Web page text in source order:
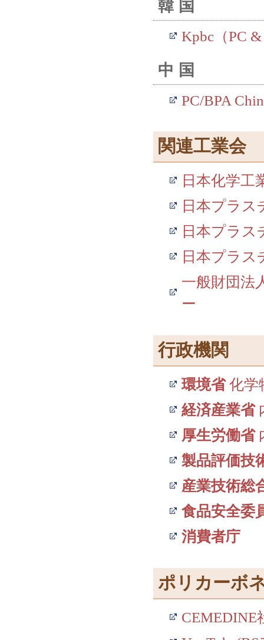
韓国
Kpbc（PC
中国
PC/BPA
関連工業会
日本化学工
日本プラス
日本プラス
日本プラス
一般財団法
ー
行政機関
環境省化学
経済産業省
厚生労働省
製品評価技
産業技術総
食品安全委
消費者庁
ポリカーボ
CEMEDINE